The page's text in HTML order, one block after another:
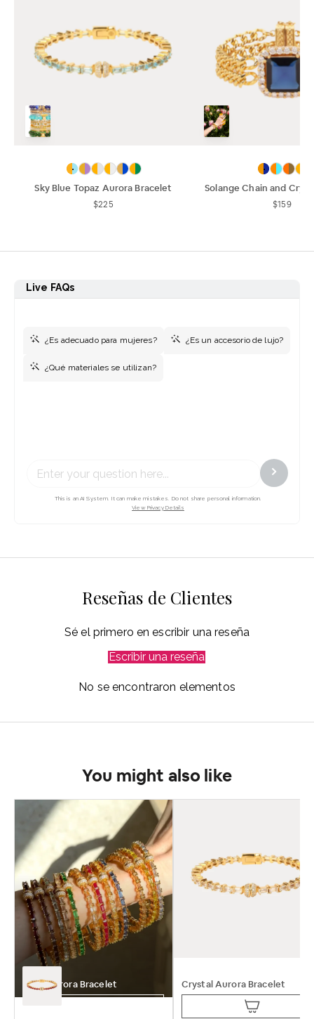
Sky Blue Topaz Aurora Bracelet
$225
Solange Chain and
$159
Reseñas de Clientes
Sé el primero en escribir una reseña
Escribir una reseña
No se encontraron elementos
You might also like
Ruby Aurora Bracelet Crystal Aurora Bracelet